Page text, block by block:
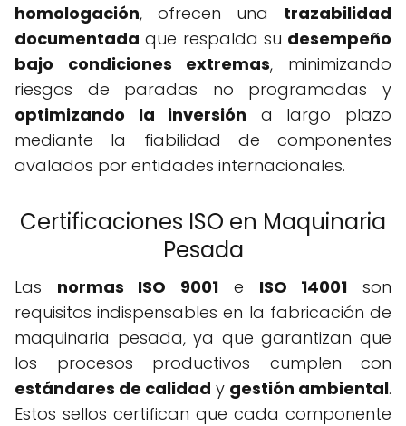
homologación, ofrecen una trazabilidad
documentada que respalda su desempeño
bajo condiciones extremas, minimizando
riesgos de paradas no programadas y
optimizando la inversión a largo plazo
mediante la fiabilidad de componentes
avalados por entidades internacionales.
Certificaciones ISO en Maquinaria
Pesada
Las normas ISO 9001 e ISO 14001 son
requisitos indispensables en la fabricación de
maquinaria pesada, ya que garantizan que
los procesos productivos cumplen con
estándares de calidad y gestión ambiental.
Estos sellos certifican que cada componente